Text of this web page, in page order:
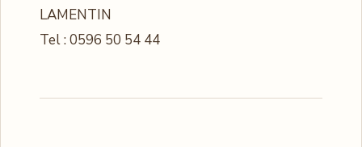
LAMENTIN
Tel : 0596 50 54 44